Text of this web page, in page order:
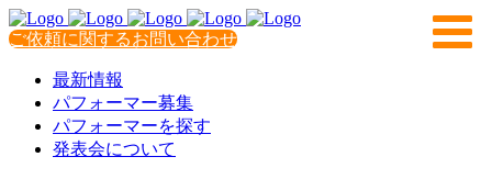
ご依頼に関するお問い合わせ
最新情報
パフォーマー募集
パフォーマーを探す
発表会について